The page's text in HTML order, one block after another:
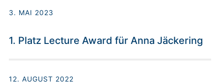
3. MAI 2023
1. Platz Lecture Award für Anna Jäckering
12. AUGUST 2022